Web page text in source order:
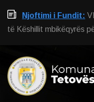
Njoftimi i Fundit:
të Këshillit mbikëqyrës